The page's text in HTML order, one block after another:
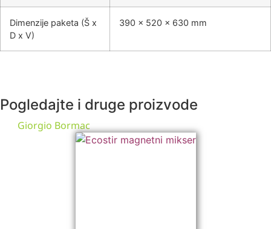
Dimenzije paketa (Š x
D x V)
390 x 520 x 630 mm
Pogledajte i druge proizvode
Giorgio Bormac